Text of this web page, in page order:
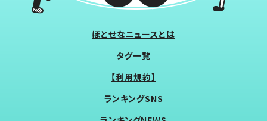
ほとせなニュースとは
タグ一覧
【利用規約】
ランキングSNS